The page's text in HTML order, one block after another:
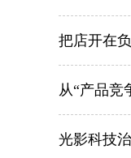
把店开在
从“产品竞
光影科技